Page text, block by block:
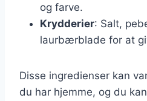
og farve.
Krydderier: Salt,
laurbærblade for at
Disse ingredienser kan
du har hjemme, og du